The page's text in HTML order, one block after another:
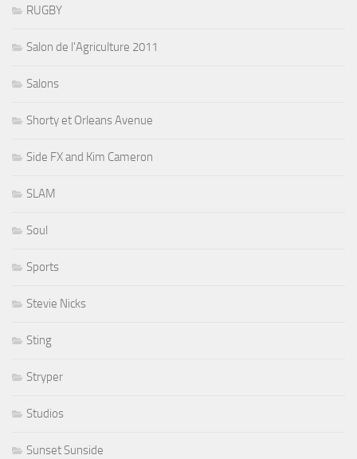
RUGBY
Salon de l'Agriculture 2011
Salons
Shorty et Orleans Avenue
Side FX and Kim Cameron
SLAM
Soul
Sports
Stevie Nicks
Sting
Stryper
Studios
Sunset Sunside